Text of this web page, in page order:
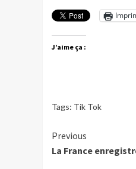
J’aime ça :
Tags: Tik Tok
Continue
Reading
Previous
La France